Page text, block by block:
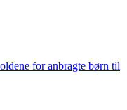
for anbragte børn til